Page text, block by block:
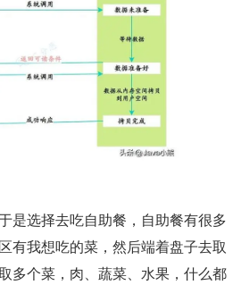
是选择去吃自助餐，自助餐有很多
有我想吃的菜，然后端着盘子去取
多个菜，肉、蔬菜、水果，什么都